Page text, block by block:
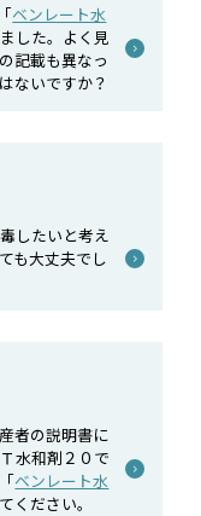
ベンレート水
した。よく見
記載も異なっ
ないですか？
したいと考え
も大丈夫でし
者の説明書に
水和剤２０で
ベンレート水
ください。